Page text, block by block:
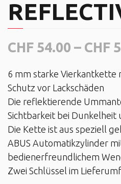
CHF 54.00 – CHF
6 mm starke Vierkantkette
Schutz vor Lackschäden
Die reflektierende
Sichtbarkeit bei Dunkelheit
Die Kette ist aus speziell
ABUS Automatikzylinder
bedienerfreundlichem
Zwei Schlüssel im